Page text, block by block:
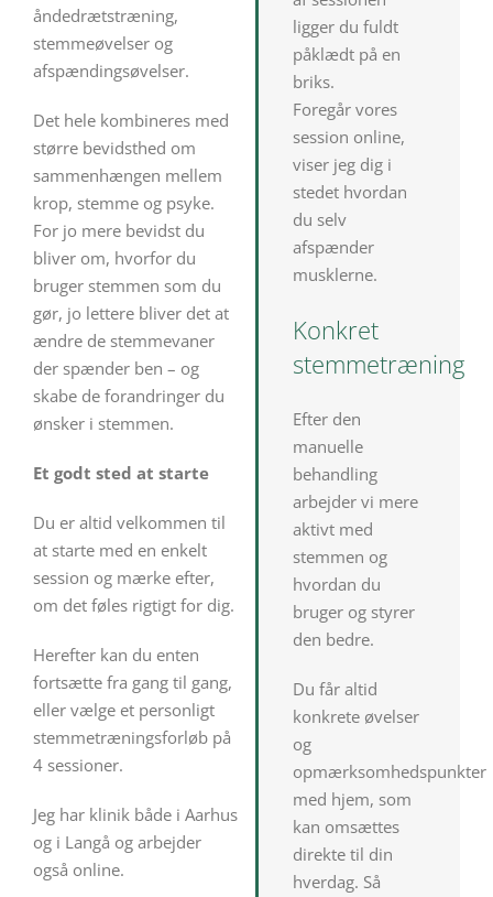
åndedrætstræning,
stemmeøvelser og
afspændingsøvelser.
Det hele kombineres med
større bevidsthed om
sammenhængen mellem
krop, stemme og psyke.
For jo mere bevidst du
bliver om, hvorfor du
bruger stemmen som du
gør, jo lettere bliver det at
ændre de stemmevaner
der spænder ben – og
skabe de forandringer du
ønsker i stemmen.
Et godt sted at starte
Du er altid velkommen til
at starte med en enkelt
session og mærke efter,
om det føles rigtigt for dig.
Herefter kan du enten
fortsætte fra gang til gang,
eller vælge et personligt
stemmetræningsforløb på
4 sessioner.
Jeg har klinik både i Aarhus
og i Langå og arbejder
også online.
ligger du fuldt
påklædt på en
briks.
Foregår vores
session online,
viser jeg dig i
stedet hvordan
du selv
afspænder
musklerne.
Konkret
stemmetræning
Efter den
manuelle
behandling
arbejder vi mere
aktivt med
stemmen og
hvordan du
bruger og styrer
den bedre.
Du får altid
konkrete øvelser
og
opmærksomhedspunkter
med hjem, som
kan omsættes
direkte til din
hverdag. Så